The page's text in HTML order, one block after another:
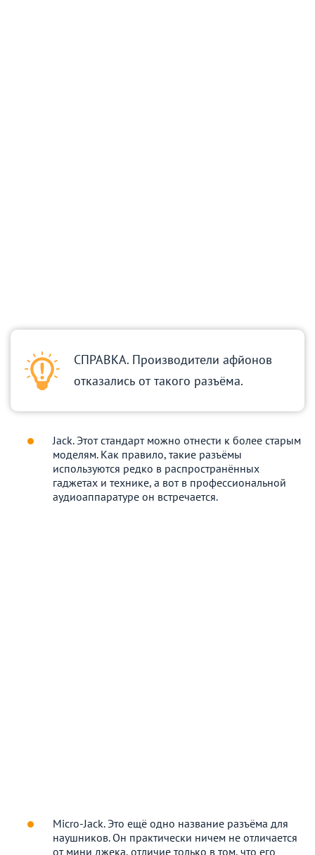
СПРАВКА. Производители афйонов
отказались от такого разъёма.
Jack. Этот стандарт можно отнести к более старым
моделям. Как правило, такие разъёмы
используются редко в распространённых
гаджетах и технике, а вот в профессиональной
аудиоаппаратуре он встречается.
Micro-Jack. Это ещё одно название разъёма для
наушников. Он практически ничем не отличается
от мини джека, отличие только в том, что его